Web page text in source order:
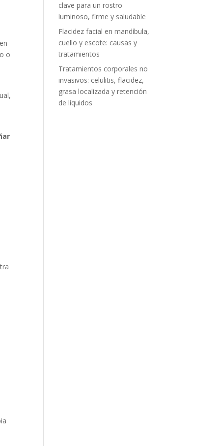
o
clave para un rostro
luminoso, firme y saludable
Flacidez facial en mandíbula,
cuello y escote: causas y
tratamientos
Tratamientos corporales no
invasivos: celulitis, flacidez,
grasa localizada y retención
de líquidos